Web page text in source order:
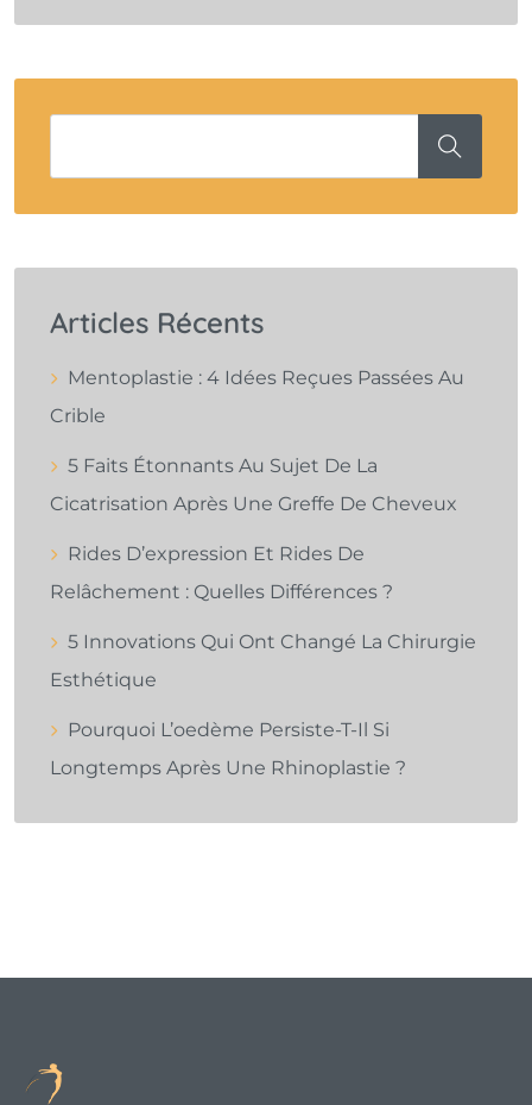
Articles Récents
Mentoplastie : 4 Idées Reçues Passées Au
Crible
5 Faits Étonnants Au Sujet De La
Cicatrisation Après Une Greffe De Cheveux
Rides D’expression Et Rides De
Relâchement : Quelles Différences ?
5 Innovations Qui Ont Changé La Chirurgie
Esthétique
Pourquoi L’oedème Persiste-T-Il Si
Longtemps Après Une Rhinoplastie ?